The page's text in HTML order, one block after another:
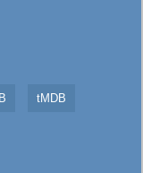
tMDB